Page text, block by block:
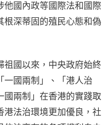
他國內政等國際法和國際
根深蒂固的殖民心態和偽
祖國以來，中央政府始終
一國兩制」、「港人治
國兩制」在香港的實踐取
港法治環境更加優良，社